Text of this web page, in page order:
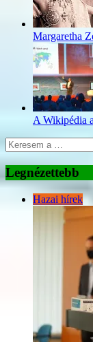
Margaretha
A Wikipédia
Legnézettebb
Hazai hírek